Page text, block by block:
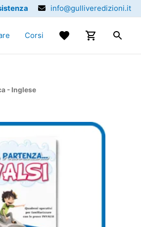
info@gulliveredizioni.it
Corsi
- Inglese